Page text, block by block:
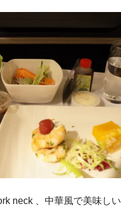
neck 、中華風で美味しい